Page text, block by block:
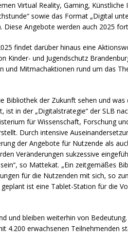
Virtual Reality, Gaming,
sowie das Format „Digital
Diese Angebote werden auch 2025
findet darüber hinaus eine
Kinder- und Jugendschutz
und Mitmachaktionen rund um das
Bibliothek der Zukunft sehen und
ist in der „Digitalstrategie“ der SLB
für Wissenschaft, Forschung
Durch intensive
der Angebote für Nutzende als
Veränderungen sukzessive
so Mattekat. „Ein zeitgemäßes
für die Nutzenden mit sich, so
ist eine Tablet-Station für die
und bleiben weiterhin von
4.200 erwachsenen Teilnehmenden